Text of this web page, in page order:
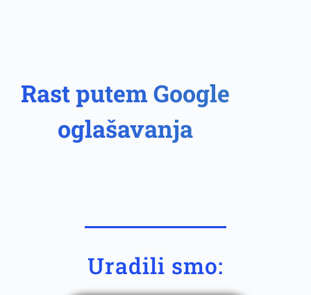
Rast putem Google
oglašavanja
Uradili smo: